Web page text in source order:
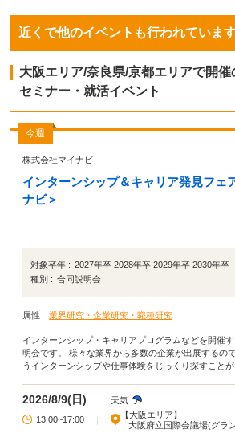
近くで他のイベントも行われていま
大阪エリア/奈良県/京都エリアで開
セミナー・就活イベント
今週
株式会社マイナビ
インターンシップ＆キャリア発見フェ
ナビ＞
対象卒年 : 2027年卒 2028年卒 2029年卒 2030年卒
種別 : 合同説明会
属性 : 業界研究・企業研究・職種研究
インターンシップ・キャリアプログラムなどを開催
明会です。 様々な業界から多数の企業が出展するの
うインターンシップや仕事体験をじっくり探すことが
2026/8/9(日)
天気
13:00~17:00
|
【大阪エリア】
大阪府立国際会議場(グラ